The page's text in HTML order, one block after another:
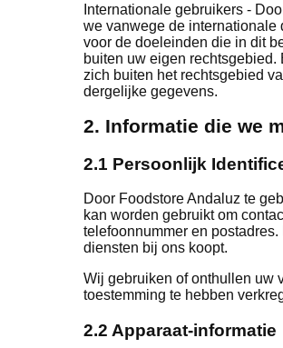
Internationale gebruikers -
we vanwege de internationale
voor de doeleinden die in dit
buiten uw eigen
zich buiten het rechtsgebied
dergelijke gegevens.
2. Informatie die we
2.1 Persoonlijk
Door Foodstore Andaluz te
kan worden gebruikt om
telefoonnummer en
diensten bij ons koopt.
Wij gebruiken of onthullen uw
toestemming te hebben
2.2 Apparaat-informatie